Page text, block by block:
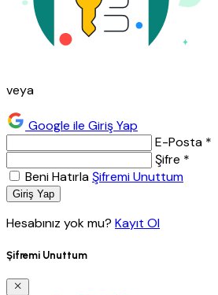
veya
Google ile Giriş Yap
E-Posta *
Şifre *
Beni HatırlaŞifremi Unuttum
Giriş Yap
Hesabınız yok mu? Kayıt Ol
Şifremi Unuttum